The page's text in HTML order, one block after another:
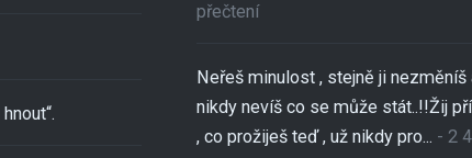
přečtení
Neřeš minulost , stejně ji
nikdy nevíš co se může stát..!!Žij
, co prožiješ teď , už nikdy pro... - 2